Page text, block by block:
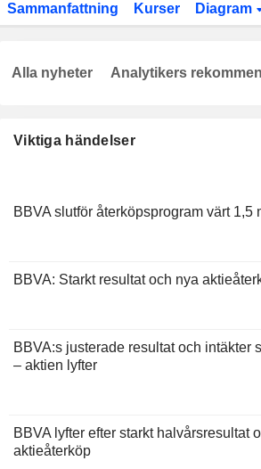
Sammanfattning Kurser Diagram
Viktiga händelser
BBVA slutför återköpsprogram värt 1,5
BBVA: Starkt resultat och nya
BBVA:s justerade resultat och intäkter
– aktien lyfter
BBVA lyfter efter starkt halvårsresultat
aktieåterköp
Alla nyheter Analytikers